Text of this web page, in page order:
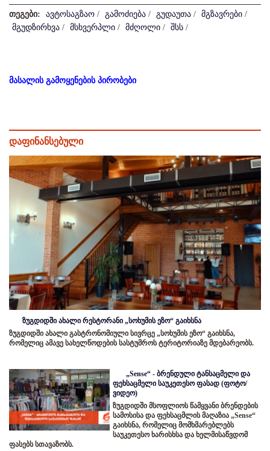
თეგები: ავტოსაგზაო / გამოძიება / გუდაუთა / მგზავრები /
მგუდზირხვა / მსხვერპლი / მძღოლი / შსს /
მასალის გამოყენების პირობები
დაფინანსებული
ზუგდიდში ახალი რესტორანი „სოხუმის ეზო“ გაიხსნა
ზუგდიდში ახალი გასტრონომიული სივრცე „სოხუმის ეზო“ გაიხსნა,
რომელიც ამავე სახელწოდების სასტუმროს ტერიტორიაზე მდებარეობს.
„Sense“ - ბრენდული ტანსაცმელი და
ფეხსაცმელი საუკეთესო ფასად (ფოტო/
ვიდეო)
ზუგდიდში მსოფლიოს წამყვანი ბრენდების
სამოსისა და ფეხსაცმლის მაღაზია „Sense“
გაიხსნა, რომელიც მომხმარებლებს
საუკეთესო ხარისხსა და ხელმისაწვდომ
ფასებს სთავაზობს.